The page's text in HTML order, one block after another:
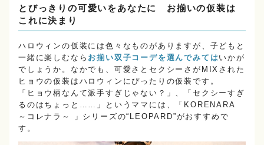
とびっきりの可愛いをあなたに お揃いの仮装は
これに決まり
ハロウィンの仮装には色々なものがありますが、子どもと
一緒に楽しむなら お揃い双子コーデを選んでみてはいかが
でしょうか。なかでも、可愛さとセクシーさがMIXされた
ヒョウの仮装はハロウィンにぴったりの仮装です。
「ヒョウ柄なんて派手すぎじゃない？」、「セクシーすぎ
るのはちょっと……」というママには、「KORENARA
～コレナラ～ 」シリーズの“LEOPARD”がおすすめで
す。